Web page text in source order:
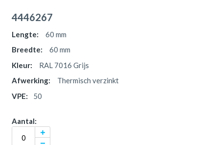
4446267
60 mm
60 mm
RAL 7016 Grijs
Thermisch verzinkt
50